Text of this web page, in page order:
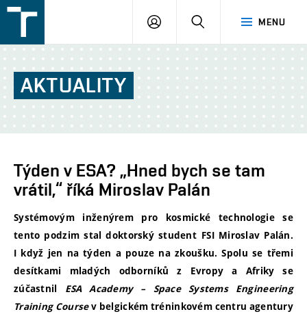
v
Brně
MENU
PŘIHLÁŠENÍ
AKTUALITY
Týden v ESA? „Hned bych se tam
vrátil,“ říká Miroslav Palán
Systémovým inženýrem pro kosmické technologie se
tento podzim stal doktorský student FSI Miroslav Palán.
I když jen na týden a pouze na zkoušku. Spolu se třemi
desítkami mladých odborníků z Evropy a Afriky se
zúčastnil ESA Academy – Space Systems Engineering
Training Coursev belgickém tréninkovém centru agentury